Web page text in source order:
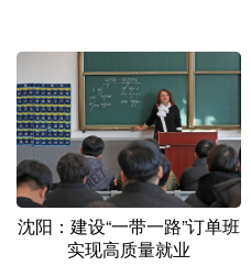
陕西 甘肃
新疆 内蒙古
多语种频道
English Español
沈阳：建设“一带一路”订单班
实现高质量就业